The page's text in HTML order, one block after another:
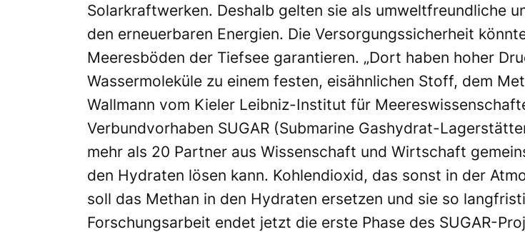
Solarkraftwerken. Deshalb gelten sie als umweltfreundliche
den erneuerbaren Energien. Die Versorgungssicherheit
Meeresböden der Tiefsee garantieren. „Dort haben hoher
Wassermoleküle zu einem festen, eisähnlichen Stoff, dem
Wallmann vom Kieler Leibniz-Institut für
Verbundvorhaben SUGAR (Submarine Gashydrat-
mehr als 20 Partner aus Wissenschaft und Wirtschaft
den Hydraten lösen kann. Kohlendioxid, das sonst in der
soll das Methan in den Hydraten ersetzen und sie so
Forschungsarbeit endet jetzt die erste Phase des SUGAR-